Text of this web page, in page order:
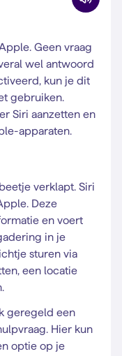
Geen vraag
wel antwoord
kun je dit
gebruiken.
Siri aanzetten en
apparaten.
verklapt. Siri
Deze
en voert
in je
sturen via
een locatie
geregeld een
Hier kun
optie op je